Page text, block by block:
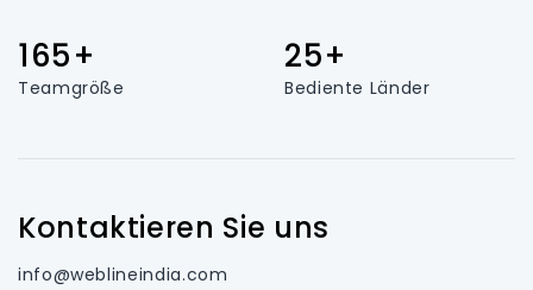
165+
Teamgröße
25+
Bediente Länder
Kontaktieren Sie uns
info@weblineindia.com